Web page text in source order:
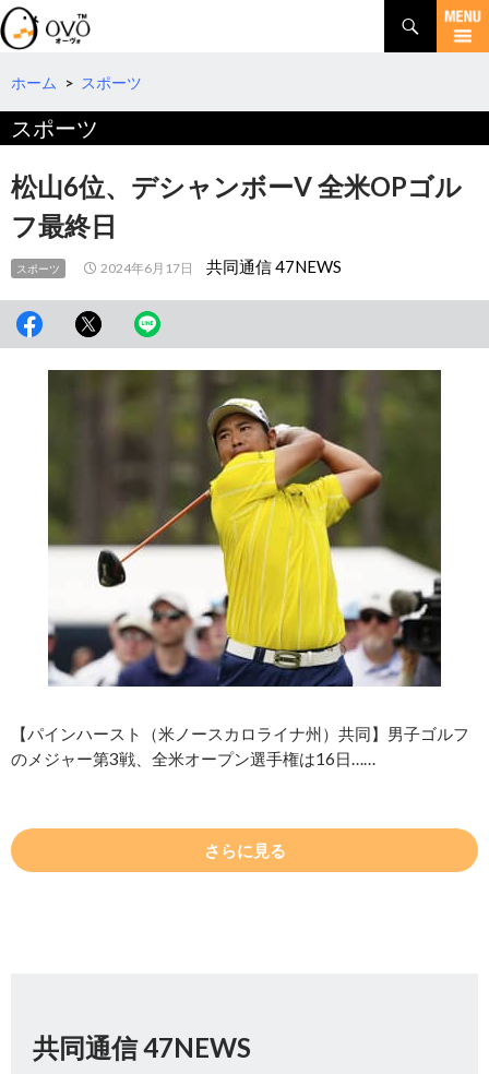
検
索
コ
テ
へ
動
ホーム > スポーツ
スポーツ
松山6位、デシャンボーV 全米OPゴル
フ最終日
スポーツ 2024年6月17日 共同通信 47NEWS
【パインハースト（米ノースカロライナ州）共同】男子ゴルフ
のメジャー第3戦、全米オープン選手権は16日……
さらに見る
共同通信 47NEWS